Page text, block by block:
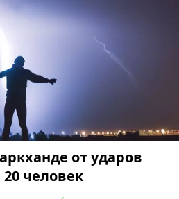
от ударов
человек